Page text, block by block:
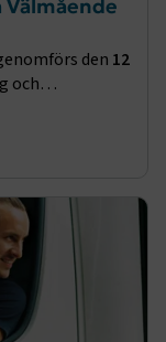
den 12
och